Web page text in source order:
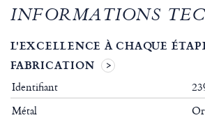
INFORMATIONS
L'EXCELLENCE À CHAQUE
FABRICATION
Identifiant
Métal
Or